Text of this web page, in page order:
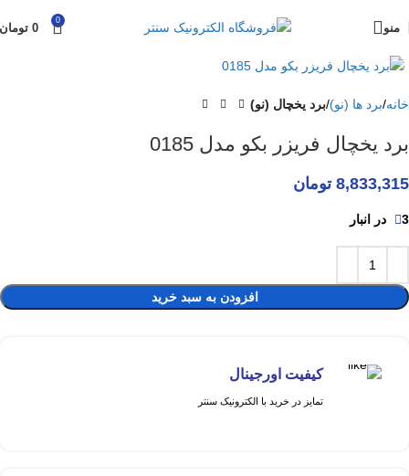
منو
0
0 تومان
خانه برد ها (نو) برد یخچال (نو)
برد یخچال فریزر بکو مدل 0185
8,833,315 تومان
3 در انبار
افزودن به سبد خرید
کیفیت اورجینال
تمایز در خرید با الکترونیک سنتر